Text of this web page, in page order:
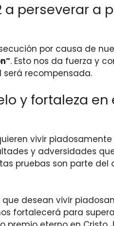
a perseverar a
por causa de
. Esto nos da fuerza y
recompensada.
y fortaleza en
vivir
y adversidades
pruebas son parte
desean vivir
fortalecerá para